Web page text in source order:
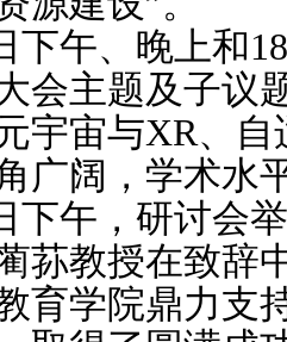
午、晚上和18
会主题及子议
宇宙与XR、
广阔，学术水
午，研讨会举
荪教授在致辞
育学院鼎力支